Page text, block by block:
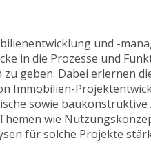
und -
in die Prozesse und
geben. Dabei erlernen
Immobilien-
sowie baukonstruktive
wie
für solche Projekte